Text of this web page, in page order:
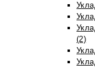
(2)